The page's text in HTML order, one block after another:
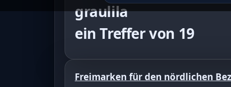
graulila
ein Treffer von 19
Freimarken für den nördlichen